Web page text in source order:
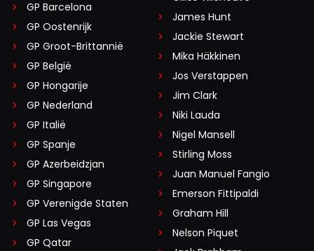
GP Barcelona
GP Oostenrijk
GP Groot-Brittannië
GP België
GP Hongarije
GP Nederland
GP Italië
GP Spanje
GP Azerbeidzjan
GP Singapore
GP Verenigde Staten
GP Las Vegas
GP Qatar
James Hunt
Jackie Stewart
Mika Häkkinen
Jos Verstappen
Jim Clark
Niki Lauda
Nigel Mansell
Stirling Moss
Juan Manuel Fangio
Emerson Fittipaldi
Graham Hill
Nelson Piquet